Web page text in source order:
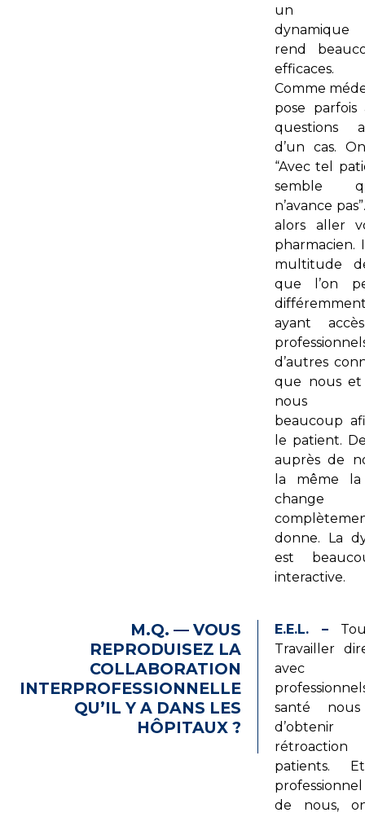
un
rend
efficaces.
Comme
pose parfois
questions
d’un cas.
“Avec tel
semble
n’avance
alors aller
pharmacien.
multitude
que l’on
ayant
d’autres
que nous
nous
beaucoup
le patient.
auprès de
la même la
change
donne. La
est
interactive.
M.Q. — VOUS
REPRODUISEZ LA
COLLABORATION
INTERPROFESSIONNELLE
QU’IL Y A DANS LES
HÔPITAUX ?
E.E.L. –
Travailler
avec
santé
patients.
de nous,